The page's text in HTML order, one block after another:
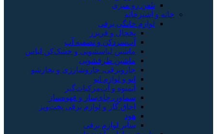
تلفن رو میزی
خانه و آشپزخانه
لوازم خانگی برقی
یخچال و فریزر
آب‌سردکن و تصفیه آب
ماشین لباسشویی و خشک‌کن لباس
ماشین ظرفشویی
جاروبرقی، جاروشارژی و بخارشو
اتو و لوازم اتو
آبمیوه و آب‌مرکبات‌گیر
سماور، چای‌ساز و قهوه‌ساز
اجاق گاز و لوازم برقی پخت‌وپز
هود
سایر لوازم برقی